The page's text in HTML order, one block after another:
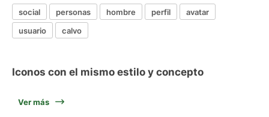
social personas hombre perfil
avatar
usuario
calvo
Iconos con el mismo estilo y concepto
Ver más